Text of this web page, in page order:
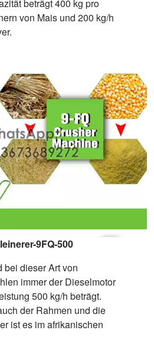
beträgt 400 kg pro
von Mais und 200 kg/h
9FQ-500
bei dieser Art von
immer der Dieselmotor
500 kg/h beträgt.
der Rahmen und die
ist es im afrikanischen